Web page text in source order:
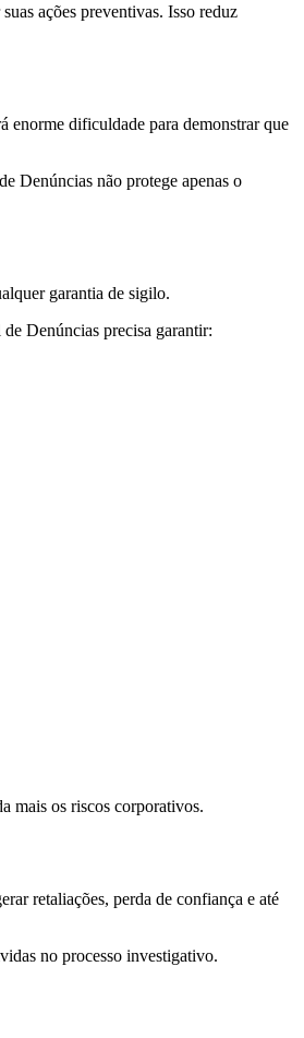
ações preventivas. Isso reduz
enorme dificuldade para demonstrar que
Denúncias não protege apenas o
garantia de sigilo.
Denúncias precisa garantir:
mais os riscos corporativos.
retaliações, perda de confiança e até
no processo investigativo.